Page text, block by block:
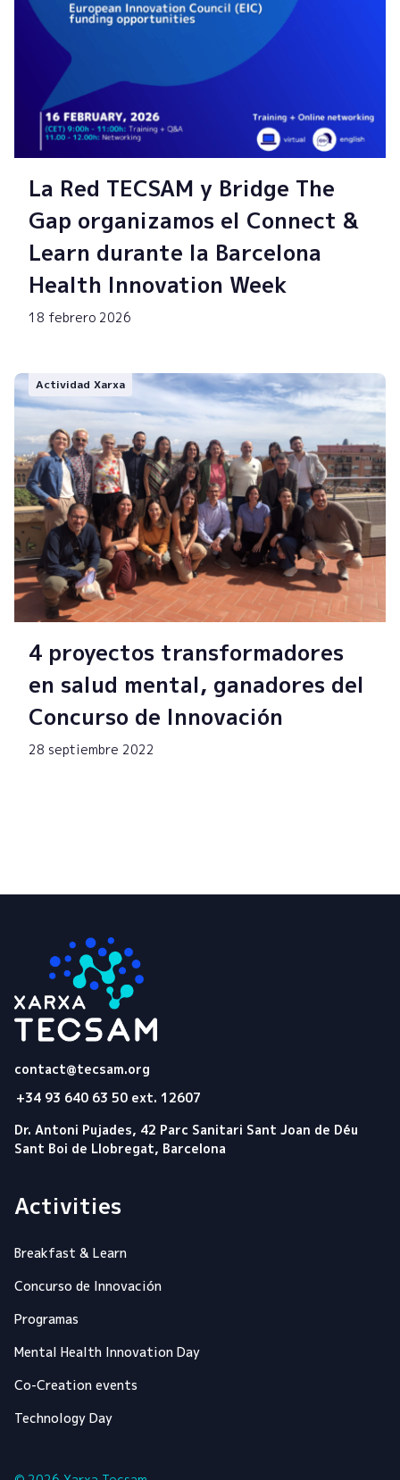
La Red TECSAM y Bridge The
Gap organizamos el Connect &
Learn durante la Barcelona
Health Innovation Week
18 febrero 2026
Actividad Xarxa
4 proyectos transformadores
en salud mental, ganadores del
Concurso de Innovación
28 septiembre 2022
contact@tecsam.org
+34 93 640 63 50 ext. 12607
Dr. Antoni Pujades, 42 Parc Sanitari Sant Joan de Déu
Sant Boi de Llobregat, Barcelona
Activities
Breakfast & Learn
Concurso de Innovación
Programas
Mental Health Innovation Day
Co-Creation events
Technology Day